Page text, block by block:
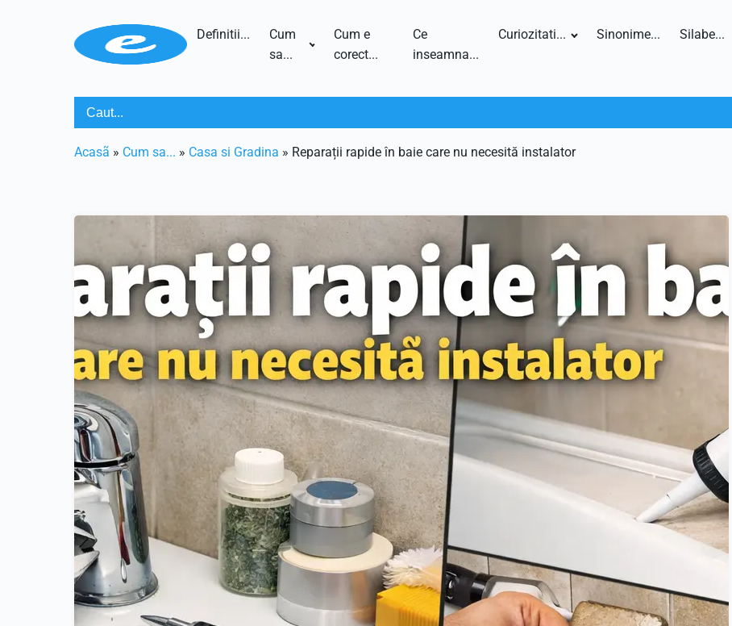
Definitii...
Cum
sa...
Cum e
corect...
Ce
inseamna...
Curiozitati... Sinonime... Silabe...
Acasã » Cum sa... » Casa si Gradina » Reparații rapide în baie care nu necesită instalator